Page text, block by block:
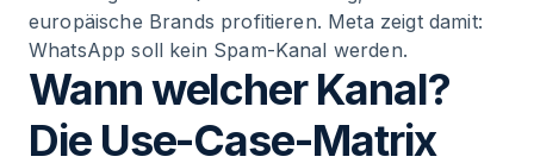
europäische Brands profitieren. Meta zeigt damit:
WhatsApp soll kein Spam-Kanal werden.
Wann welcher Kanal?
Die Use-Case-Matrix